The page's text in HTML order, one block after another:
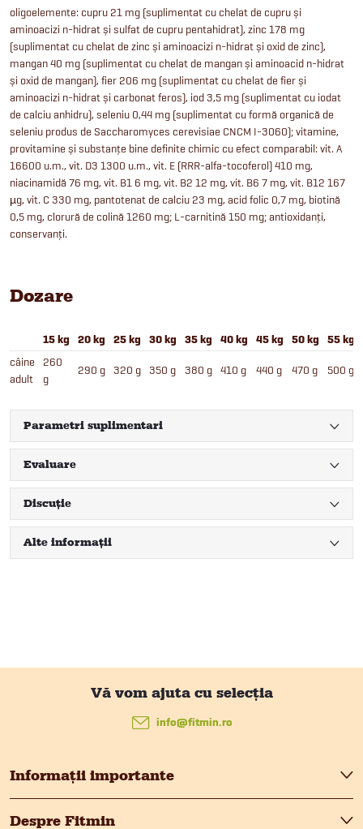
oligoelemente: cupru 21 mg (suplimentat cu chelat de cupru și
aminoacizi n-hidrat și sulfat de cupru pentahidrat), zinc 178 mg
(suplimentat cu chelat de zinc și aminoacizi n-hidrat și oxid de zinc),
mangan 40 mg (suplimentat cu chelat de mangan și aminoacid n-hidrat
și oxid de mangan), fier 206 mg (suplimentat cu chelat de fier și
aminoacizi n-hidrat și carbonat feros), iod 3,5 mg (suplimentat cu iodat
de calciu anhidru), seleniu 0,44 mg (suplimentat cu formă organică de
seleniu produs de Saccharomyces cerevisiae CNCM I-3060); vitamine,
provitamine și substanțe bine definite chimic cu efect comparabil: vit. A
16600 u.m., vit. D3 1300 u.m., vit. E (RRR-alfa-tocoferol) 410 mg,
niacinamidă 76 mg, vit. B1 6 mg, vit. B2 12 mg, vit. B6 7 mg, vit. B12 167
µg, vit. C 330 mg, pantotenat de calciu 23 mg, acid folic 0,7 mg, biotină
0,5 mg, clorură de colină 1260 mg; L-carnitină 150 mg; antioxidanți,
conservanți.
Dozare
15 kg 20 kg 25 kg 30 kg 35 kg 40 kg 45 kg 50 kg 55 kg
câine
adult
260
g
290 g 320 g 350 g 380 g 410 g 440 g 470 g 500 g
Parametri suplimentari
Evaluare
Discuţie
Alte informații
b
s
Informații importante
Despre Fitmin
info@fitmin.ro